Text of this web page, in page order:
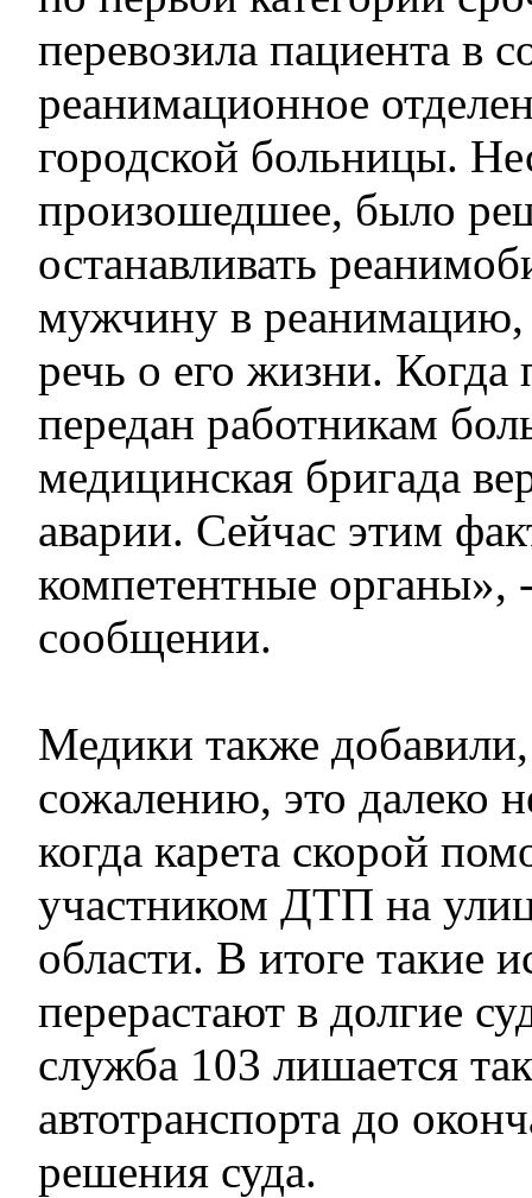
перевозила пациента в
реанимационное
городской больницы.
произошедшее, было
останавливать
мужчину в реанимацию,
речь о его жизни. Когда
передан работникам
медицинская бригада
аварии. Сейчас этим
компетентные органы»,
сообщении.
Медики также
сожалению, это далеко
когда карета скорой
участником ДТП на
области. В итоге такие
перерастают в долгие
служба 103 лишается
автотранспорта до
решения суда.